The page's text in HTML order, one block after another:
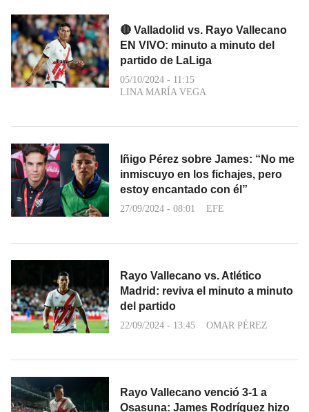
🔴 Valladolid vs. Rayo Vallecano
EN VIVO: minuto a minuto del
partido de LaLiga
05/10/2024 - 11:15
LINA MARÍA VEGA
Iñigo Pérez sobre James: “No me
inmiscuyo en los fichajes, pero
estoy encantado con él”
27/09/2024 - 08:01 EFE
Rayo Vallecano vs. Atlético
Madrid: reviva el minuto a minuto
del partido
22/09/2024 - 13:45 OMAR PÉREZ
Rayo Vallecano venció 3-1 a
Osasuna: James Rodríguez hizo